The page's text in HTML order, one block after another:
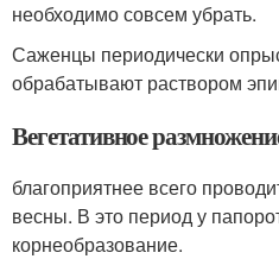
необходимо совсем убрать.
Саженцы периодически
обрабатывают раствором
Вегетативное
благоприятнее всего
весны. В это период у
корнеобразование.